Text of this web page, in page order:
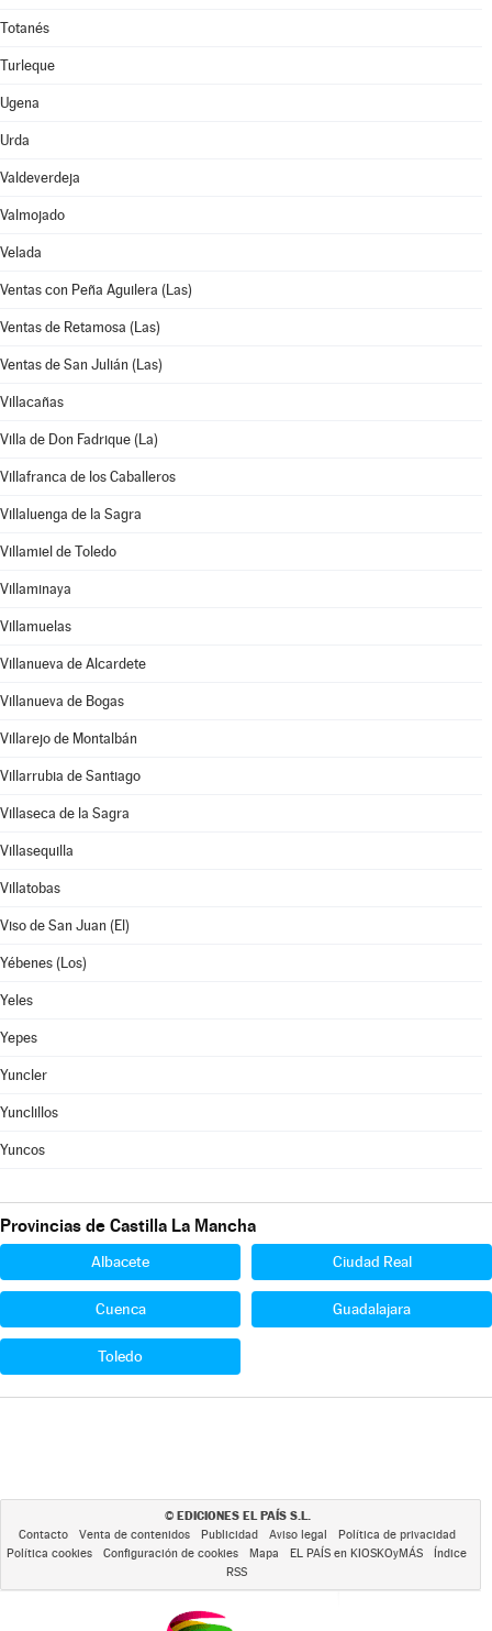
Totanés
Turleque
Ugena
Urda
Valdeverdeja
Valmojado
Velada
Ventas con Peña Aguilera (Las)
Ventas de Retamosa (Las)
Ventas de San Julián (Las)
Villacañas
Villa de Don Fadrique (La)
Villafranca de los Caballeros
Villaluenga de la Sagra
Villamiel de Toledo
Villaminaya
Villamuelas
Villanueva de Alcardete
Villanueva de Bogas
Villarejo de Montalbán
Villarrubia de Santiago
Villaseca de la Sagra
Villasequilla
Villatobas
Viso de San Juan (El)
Yébenes (Los)
Yeles
Yepes
Yuncler
Yunclillos
Yuncos
Provincias de Castilla La Mancha
Albacete Ciudad Real
Cuenca Guadalajara
Toledo
© EDICIONES EL PAÍS S.L.
Contacto Venta de contenidos Publicidad Aviso legal
Política de privacidad
Política cookies
Configuración de cookies Mapa EL PAÍS en KIOSKOyMÁS
Índice
RSS